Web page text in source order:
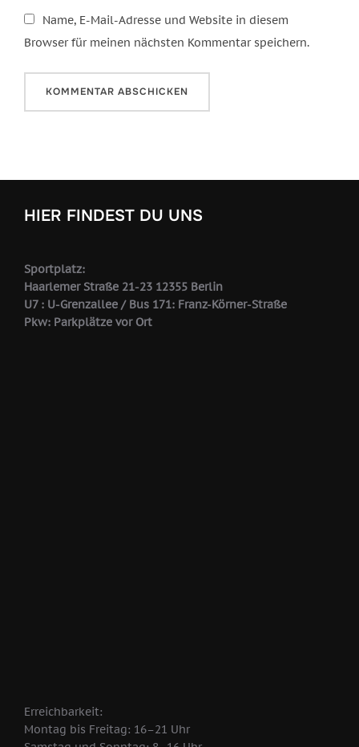
Name, E-Mail-Adresse und Website in diesem
Browser für meinen nächsten Kommentar speichern.
HIER FINDEST DU UNS
Sportplatz:
Haarlemer Straße 21-23 12355 Berlin
U7 : U-Grenzallee / Bus 171: Franz-Körner-Straße
Pkw: Parkplätze vor Ort
Erreichbarkeit:
Montag bis Freitag: 16–21 Uhr